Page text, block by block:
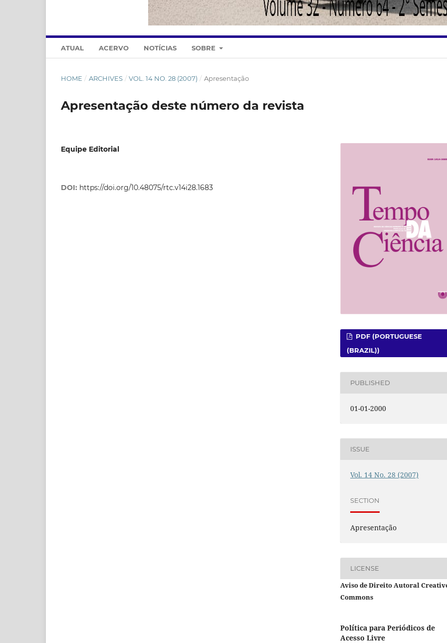
ATUAL ACERVO NOTÍCIAS SOBRE
HOME / ARCHIVES / VOL. 14 NO. 28 (2007) / Apresentação
Apresentação deste número da revista
Equipe Editorial
DOI: https://doi.org/10.48075/rtc.v14i28.1683
PDF (PORTUGUESE
(BRAZIL))
PUBLISHED
01-01-2000
ISSUE
Vol. 14 No. 28 (2007)
SECTION
Apresentação
LICENSE
Aviso de Direito Autoral
Commons
Política para Periódicos de
Acesso Livre